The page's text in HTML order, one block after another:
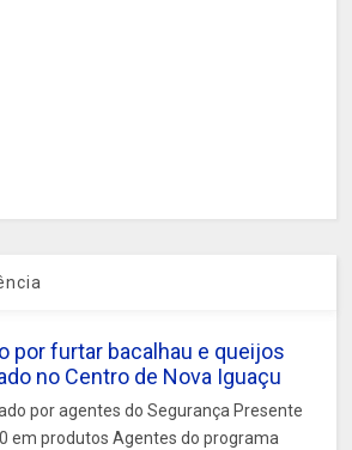
por furtar bacalhau e queijos
no Centro de Nova Iguaçu
por agentes do Segurança Presente
em produtos Agentes do programa